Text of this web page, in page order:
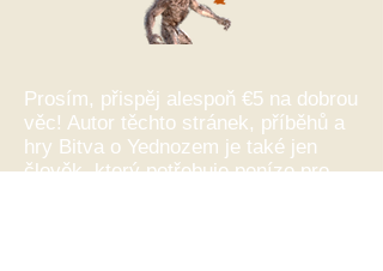
Prosím, přispěj alespoň €5 na dobrou
věc! Autor těchto stránek, příběhů a
hry Bitva o Yednozem je také jen
člověk, který potřebuje peníze pro